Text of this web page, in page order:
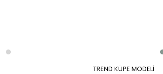
TREND KÜPE MODELİ